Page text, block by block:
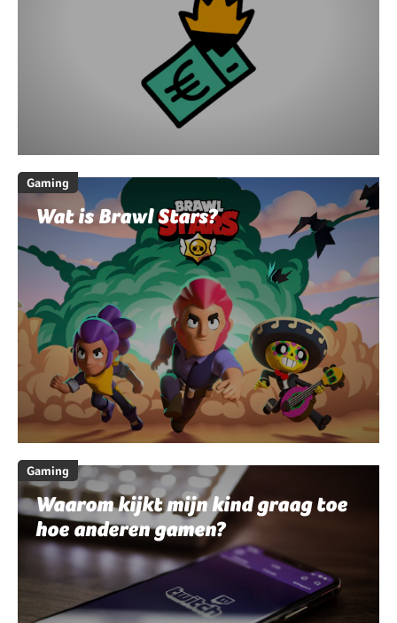
Gaming
Wat is Brawl Stars?
Gaming
Waarom kijkt mijn kind graag toe
hoe anderen gamen?